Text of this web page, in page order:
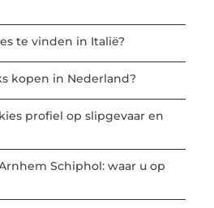
te vinden in Italië?
kopen in Nederland?
profiel op slipgevaar en
Schiphol: waar u op